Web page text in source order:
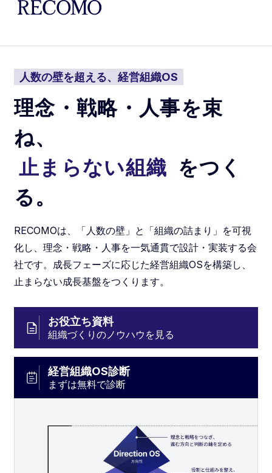
人数の壁を超える、経営組織OS
理念・戦略・人事を束
ね、
止まらない組織 をつく
る。
RECOMOは、「人数の壁」と「組織の詰まり」を可視
化し、理念・戦略・人事を一気通貫で設計・実装する会
社です。成長フェーズに応じた経営組織OSを構築し、
止まらない成長基盤をつくります。
お役立ち資料
組織づくりのノウハウを見る
経営組織OS診断
まずは無料で診断